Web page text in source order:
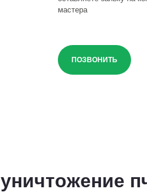
мастера
ПОЗВОНИТЬ